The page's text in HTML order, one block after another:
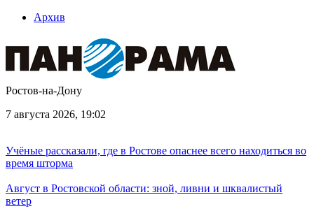
Архив
Ростов-на-Дону
7 августа 2026, 19:02
Учёные рассказали, где в Ростове опаснее всего находиться во
время шторма
Август в Ростовской области: зной, ливни и шквалистый
ветер